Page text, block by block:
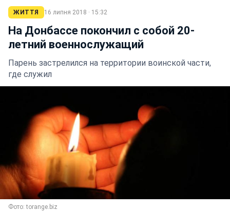
ЖИТТЯ 16 липня 2018 · 15:32
На Донбассе покончил с собой 20-
летний военнослужащий
Парень застрелился на территории воинской части,
где служил
Фото: torange.biz